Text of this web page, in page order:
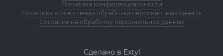
Политика конфиденциальности
Политика в отношении обработки персональных данных
Согласие на обработку персональных данных
Сделано в Extyl